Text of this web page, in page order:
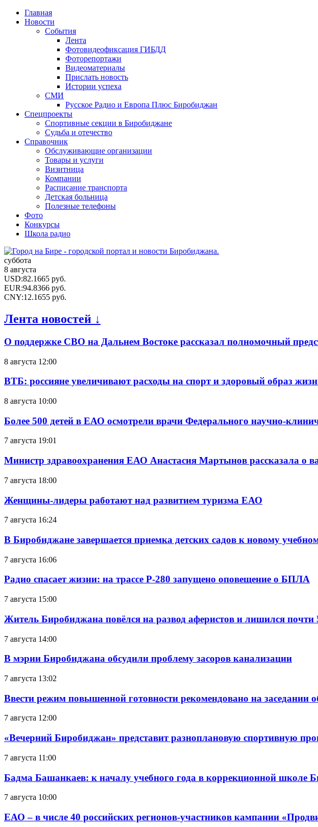
Главная
Новости
События
Лента
Фотовидеофиксация ГИБДД
Фоторепортажи
Видеоматериалы
Прислать новость
Истории успеха
СМИ
Русское Радио и Европа Плюс Биробиджан
Спецпроекты
Спортивные секции в Биробиджане
Судьба и отечество
Справочник
Обслуживающие организации
Товары и услуги
Визитница
Компании
Расписание транспорта
Детская больница
Полезные телефоны
Фото
Конкурсы
Школа радио
суббота
8 августа
USD:82.1665 руб.
EUR:94.8366 руб.
CNY:12.1655 руб.
Лента новостей ↓
О поддержке СВО на Дальнем Востоке рассказал полномочный
8 августа 12:00
ВТБ: россияне увеличивают расходы на спорт и здоровый образ
8 августа 10:00
Более 500 детей в ЕАО осмотрели врачи Федерального научно-
7 августа 19:01
Министр здравоохранения ЕАО Анастасия Мартынов рассказала о
7 августа 18:00
Женщины-лидеры работают над развитием туризма ЕАО
7 августа 16:24
В Биробиджане завершается приемка детских садов к новому
7 августа 16:06
Радио спасает жизни: на трассе Р-280 запущено оповещение о БПЛА
7 августа 15:00
Житель Биробиджана повёлся на развод аферистов и лишился почти
7 августа 14:00
В мэрии Биробиджана обсудили проблему засоров канализации
7 августа 13:02
Ввести режим повышенной готовности рекомендовано на заседании
7 августа 12:00
«Вечерний Биробиджан» представит разноплановую спортивную
7 августа 11:00
Бадма Башанкаев: к началу учебного года в коррекционной школе
7 августа 10:00
ЕАО – в числе 40 российских регионов-участников кампании